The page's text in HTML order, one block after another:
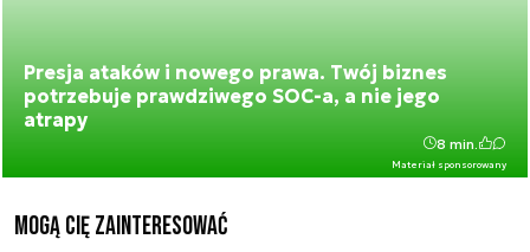
Presja ataków i nowego prawa. Twój biznes
potrzebuje prawdziwego SOC-a, a nie jego
atrapy
Materiał sponsorowany
8 min.
Mogą Cię zainteresować